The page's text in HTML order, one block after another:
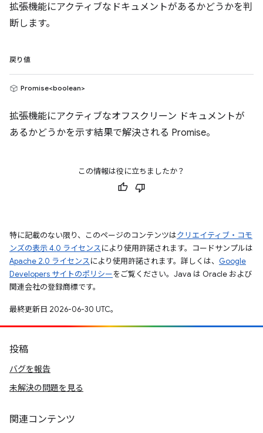
拡張機能にアクティブなドキュメントがあるかどうかを判
断します。
戻り値
Promise<boolean>
拡張機能にアクティブなオフスクリーン ドキュメントが
あるかどうかを示す結果で解決される Promise。
この情報は役に立ちましたか？
特に記載のない限り、このページのコンテンツはクリエイティブ・コモ
ンズの表示 4.0 ライセンスにより使用許諾されます。コードサンプルは
Apache 2.0 ライセンスにより使用許諾されます。詳しくは、 Google
Developers サイトのポリシーをご覧ください。Java は Oracle および
関連会社の登録商標です。
最終更新日 2026-06-30 UTC。
投稿
バグを報告
未解決の問題を見る
関連コンテンツ